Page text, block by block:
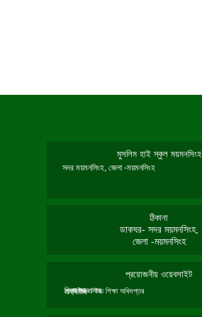
মুসলিম হাই স্কুল ময়মনসিংহ
সদর ময়মনসিংহ, জেলা -ময়মনসিংহ
ঠিকানা
ডাকঘর- সদর ময়মনসিংহ,
জেলা -ময়মনসিংহ
প্রয়োজনীয় ওয়েবসাইট
শিক্ষা মন্ত্রণালয়
মাধ্যমিক ও উচ্চ শিক্ষা অধিদপ্তর
এনসিটিবি